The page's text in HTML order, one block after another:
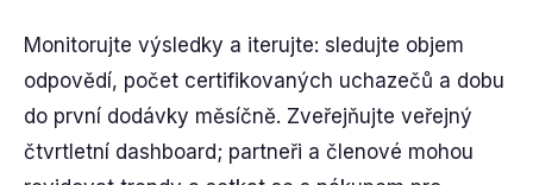
Monitorujte výsledky a iterujte: sledujte objem
odpovědí, počet certifikovaných uchazečů a dobu
do první dodávky měsíčně. Zveřejňujte veřejný
čtvrtletní dashboard; partneři a členové mohou